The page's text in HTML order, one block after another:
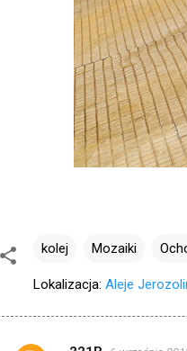
kolej Mozaiki
Lokalizacja: Aleje